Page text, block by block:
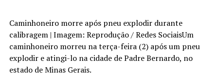
Caminhoneiro morre após pneu explodir durante
calibragem | Imagem: Reprodução / Redes SociaisUm
caminhoneiro morreu na terça-feira (2) após um pneu
explodir e atingi-lo na cidade de Padre Bernardo, no
estado de Minas Gerais.